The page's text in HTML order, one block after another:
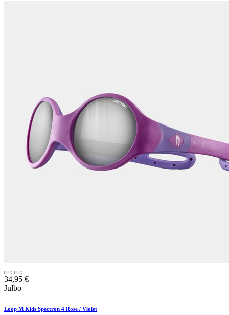
34,95 €
Julbo
Loop M Kids Spectron 4 Rose / Violet